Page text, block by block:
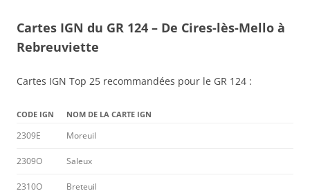
Cartes IGN du GR 124 – De Cires-lès-Mello à
Rebreuviette
Cartes IGN Top 25 recommandées pour le GR 124 :
CODE IGN NOM DE LA CARTE IGN
2309E Moreuil
2309O Saleux
2310O Breteuil